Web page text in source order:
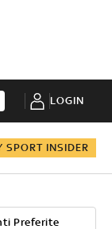
LOGIN
SPORT INSIDER
Preferite